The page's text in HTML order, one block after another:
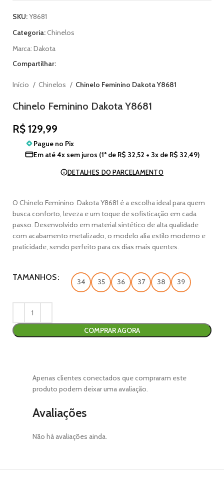
SKU:Y8681
Categoria:Chinelos
Marca: Dakota
Compartilhar:
Início Chinelos Chinelo Feminino Dakota Y8681
Chinelo Feminino Dakota Y8681
R$129,99
Pague no Pix
Em até4x sem juros (1ª de R$ 32,52 + 3x de R$ 32,49)
DETALHES DO PARCELAMENTO
O Chinelo Feminino Dakota Y8681 é a escolha ideal para quem
busca conforto, leveza e um toque de sofisticação em cada
passo. Desenvolvido em material sintético de alta qualidade
com acabamento metalizado, o modelo alia estilo moderno e
praticidade, sendo perfeito para os dias mais quentes.
TAMANHOS
34 35 36 37 38 39
COMPRAR AGORA
Avaliações
Não há avaliações ainda.
Apenas clientes conectados que compraram este
produto podem deixar uma avaliação.